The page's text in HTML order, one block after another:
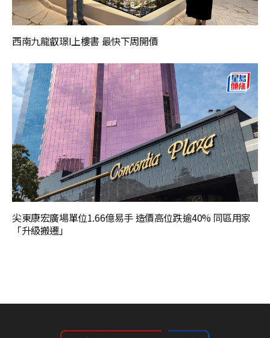
西南九龍叡璟I上樓書 最快下周開價
尖東康宏廣場單位1.66億易手 造價高位跌逾40% 同區用家
「升級搬遷」